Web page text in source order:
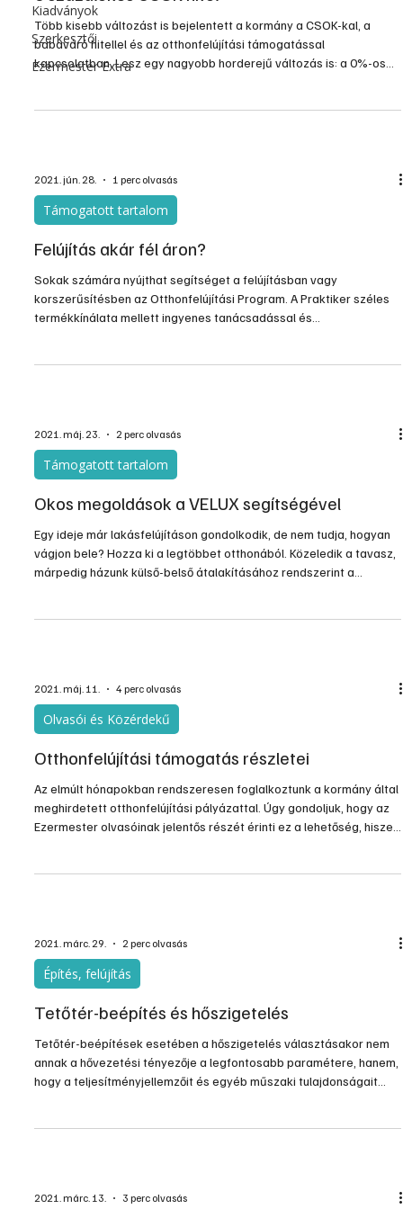
Kiadványok
Szerkesztői
Ezermester Extra
Több kisebb változást is bejelentett a kormány a CSOK-kal, a
babaváró hitellel és az otthonfelújítási támogatással
kapcsolatban. Lesz egy nagyobb horderejű változás is: a 0%-os
2021. jún. 28. 1 perc olvasás
Támogatott tartalom
Felújítás akár fél áron?
Sokak számára nyújthat segítséget a felújításban vagy
korszerűsítésben az Otthonfelújítási Program. A Praktiker széles
termékkínálata mellett ingyenes tanácsadással és
2021. máj. 23. 2 perc olvasás
Támogatott tartalom
Okos megoldások a VELUX segítségével
Egy ideje már lakásfelújításon gondolkodik, de nem tudja, hogyan
vágjon bele? Hozza ki a legtöbbet otthonából. Közeledik a tavasz,
márpedig házunk külső-belső átalakításához rendszerint a
2021. máj. 11. 4 perc olvasás
Olvasói és Közérdekű
Otthonfelújítási támogatás részletei
Az elmúlt hónapokban rendszeresen foglalkoztunk a kormány által
meghirdetett otthonfelújítási pályázattal. Úgy gondoljuk, hogy az
Ezermester olvasóinak jelentős részét érinti ez a lehetőség, hiszen
2021. márc. 29. 2 perc olvasás
Építés, felújítás
Tetőtér-beépítés és hőszigetelés
Tetőtér-beépítések esetében a hőszigetelés választásakor nem
annak a hővezetési tényezője a legfontosabb paramétere, hanem,
hogy a teljesítményjellemzőit és egyéb műszaki tulajdonságait
2021. márc. 13. 3 perc olvasás